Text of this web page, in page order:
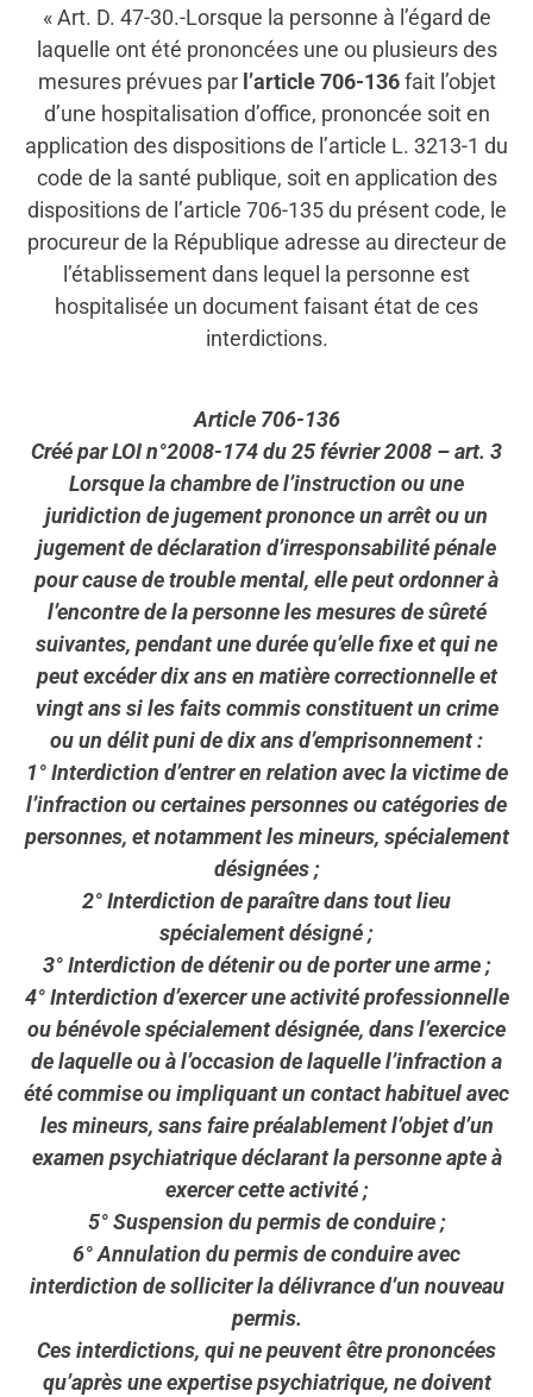
« Art. D. 47-30.-Lorsque la personne à l’égard de
laquelle ont été prononcées une ou plusieurs des
mesures prévues par l’article 706-136fait l’objet
d’une hospitalisation d’office, prononcée soit en
application des dispositions de l’article L. 3213-1 du
code de la santé publique, soit en application des
dispositions de l’article 706-135 du présent code, le
procureur de la République adresse au directeur de
l’établissement dans lequel la personne est
hospitalisée un document faisant état de ces
interdictions.
Article 706-136
Créé par LOI n°2008-174 du 25 février 2008 – art. 3
Lorsque la chambre de l’instruction ou une
juridiction de jugement prononce un arrêt ou un
jugement de déclaration d’irresponsabilité pénale
pour cause de trouble mental, elle peut ordonner à
l’encontre de la personne les mesures de sûreté
suivantes, pendant une durée qu’elle fixe et qui ne
peut excéder dix ans en matière correctionnelle et
vingt ans si les faits commis constituent un crime
ou un délit puni de dix ans d’emprisonnement :
1° Interdiction d’entrer en relation avec la victime de
l’infraction ou certaines personnes ou catégories de
personnes, et notamment les mineurs, spécialement
désignées ;
2° Interdiction de paraître dans tout lieu
spécialement désigné ;
3° Interdiction de détenir ou de porter une arme ;
4° Interdiction d’exercer une activité professionnelle
ou bénévole spécialement désignée, dans l’exercice
de laquelle ou à l’occasion de laquelle l’infraction a
été commise ou impliquant un contact habituel avec
les mineurs, sans faire préalablement l’objet d’un
examen psychiatrique déclarant la personne apte à
exercer cette activité ;
5° Suspension du permis de conduire ;
6° Annulation du permis de conduire avec
interdiction de solliciter la délivrance d’un nouveau
permis.
Ces interdictions, qui ne peuvent être prononcées
qu’après une expertise psychiatrique, ne doivent